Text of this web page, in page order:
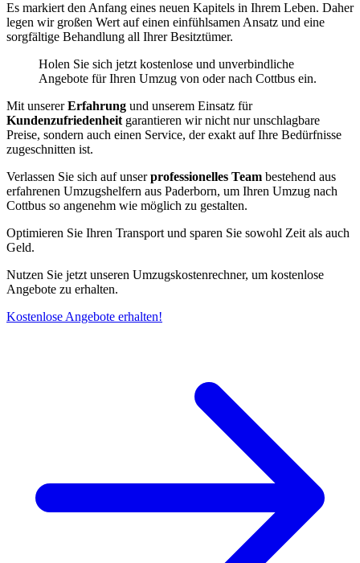
Es markiert den Anfang eines neuen Kapitels in Ihrem Leben. Daher
legen wir großen Wert auf einen einfühlsamen Ansatz und eine
sorgfältige Behandlung all Ihrer Besitztümer.
Holen Sie sich jetzt kostenlose und unverbindliche
Angebote für Ihren Umzug von oder nach Cottbus ein.
Mit unsererErfahrung und unserem Einsatz für
Kundenzufriedenheit garantieren wir nicht nur unschlagbare
Preise, sondern auch einen Service, der exakt auf Ihre Bedürfnisse
zugeschnitten ist.
Verlassen Sie sich auf unserprofessionelles Team bestehend aus
erfahrenen Umzugshelfern aus Paderborn, um Ihren Umzug nach
Cottbus so angenehm wie möglich zu gestalten.
Optimieren Sie Ihren Transport und sparen Sie sowohl Zeit als auch
Geld.
Nutzen Sie jetzt unseren Umzugskostenrechner, um kostenlose
Angebote zu erhalten.
Kostenlose Angebote erhalten!